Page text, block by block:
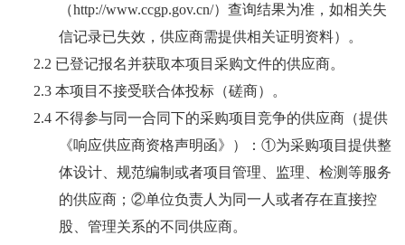
（http://www.ccgp.gov.cn/）查询结果为准，如相关失
信记录已失效， 供应商需提供相关证明资料）。
2.2 已登记报名并获取本项目采购文件的供应商。
2.3 本项目不接受联合体投标（磋商）。
2.4 不得参与同一合同下的采购项目竞争的供应商（提供
《响应供应商资格声明函》）：①为采购项目提供整
体设计、规范编制或者项目管理、监理、检测等服务
的供应商；②单位负责人为同一人或者存在直接控
股、管理关系的不同供应商。